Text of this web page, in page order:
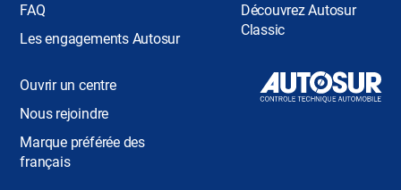
FAQ
Les engagements Autosur
Découvrez Autosur
Classic
Ouvrir un centre
Nous rejoindre
Marque préférée des
français